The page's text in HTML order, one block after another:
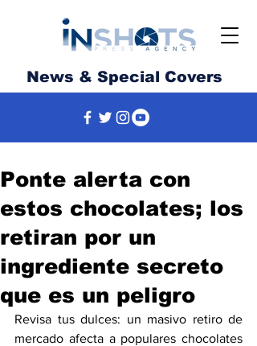
News & Special Covers
Ponte alerta con
estos chocolates; los
retiran por un
ingrediente secreto
que es un peligro
Revisa tus dulces: un masivo retiro de
mercado afecta a populares chocolates